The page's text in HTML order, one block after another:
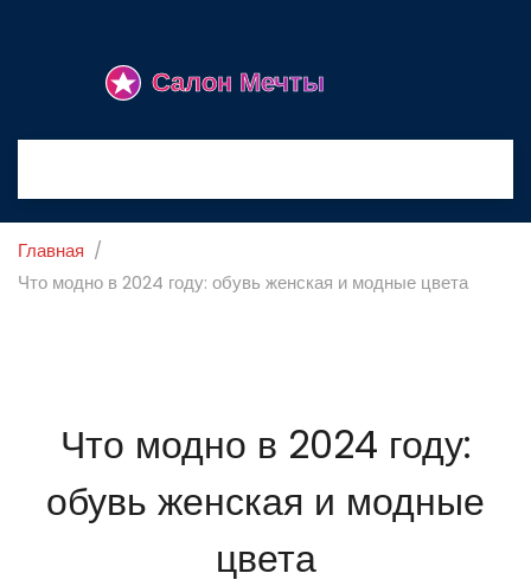
Главная
Что модно в 2024 году: обувь женская и модные цвета
Что модно в 2024 году:
обувь женская и модные
цвета